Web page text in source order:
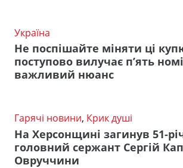
Україна
Не поспішайте міняти ці
поступово вилучає п’ять
важливий нюанс
Гарячі новини, Крик душі
На Херсонщині загинув 51-
головний сержант Сергій
Овруччини